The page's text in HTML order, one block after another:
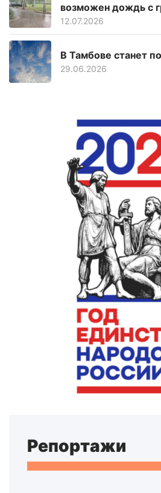
возможен дождь с
12.07.2026
В Тамбове станет
29.06.2026
Репортажи